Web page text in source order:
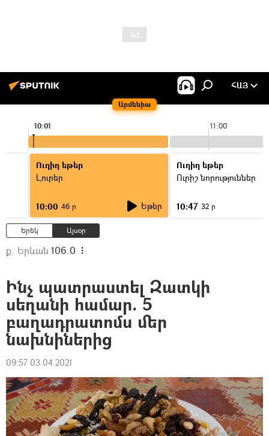
Արմենիա
ՀԱՅ
11:00
10:01
Ուղիղ եթեր
Լուրեր
10:00 46 ր Եթեր
Ուղիղ եթեր
Ուրիշ նորություններ
10:47 32 ր
Երեկ Այսօր
ք. Երևան 106.0
Ինչ պատրաստել Զատկի
սեղանի համար. 5
բաղադրատոմս մեր
նախնիներից
09:57 03.04.2021